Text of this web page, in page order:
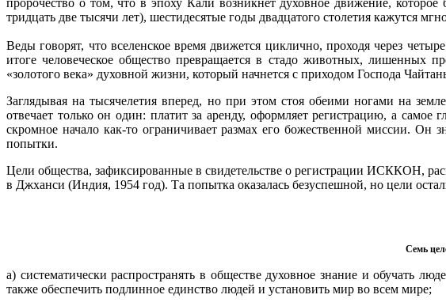
пророчество о том, что в эпоху Кали возникнет духовное движение,
тридцать две тысячи лет), шестидесятые годы двадцатого столетия кажутся
Веды говорят, что вселенское время движется циклично, проходя через
итоге человеческое общество превращается в стадо животных, лишенных
«золотого века» духовной жизни, который начнется с приходом Господа
Заглядывая на тысячелетия вперед, но при этом стоя обеими ногами на
отвечает только он один: платит за аренду, оформляет регистрацию, а
скромное начало как-то ограничивает размах его божественной миссии.
попытки.
Цели общества, зафиксированные в свидетельстве о регистрации ИСККОН,
в Джханси (Индия, 1954 год). Та попытка оказалась безуспешной, но цели
Семь
а) систематически распространять в обществе духовное знание и обучать
также обеспечить подлинное единство людей и установить мир во всем мире;